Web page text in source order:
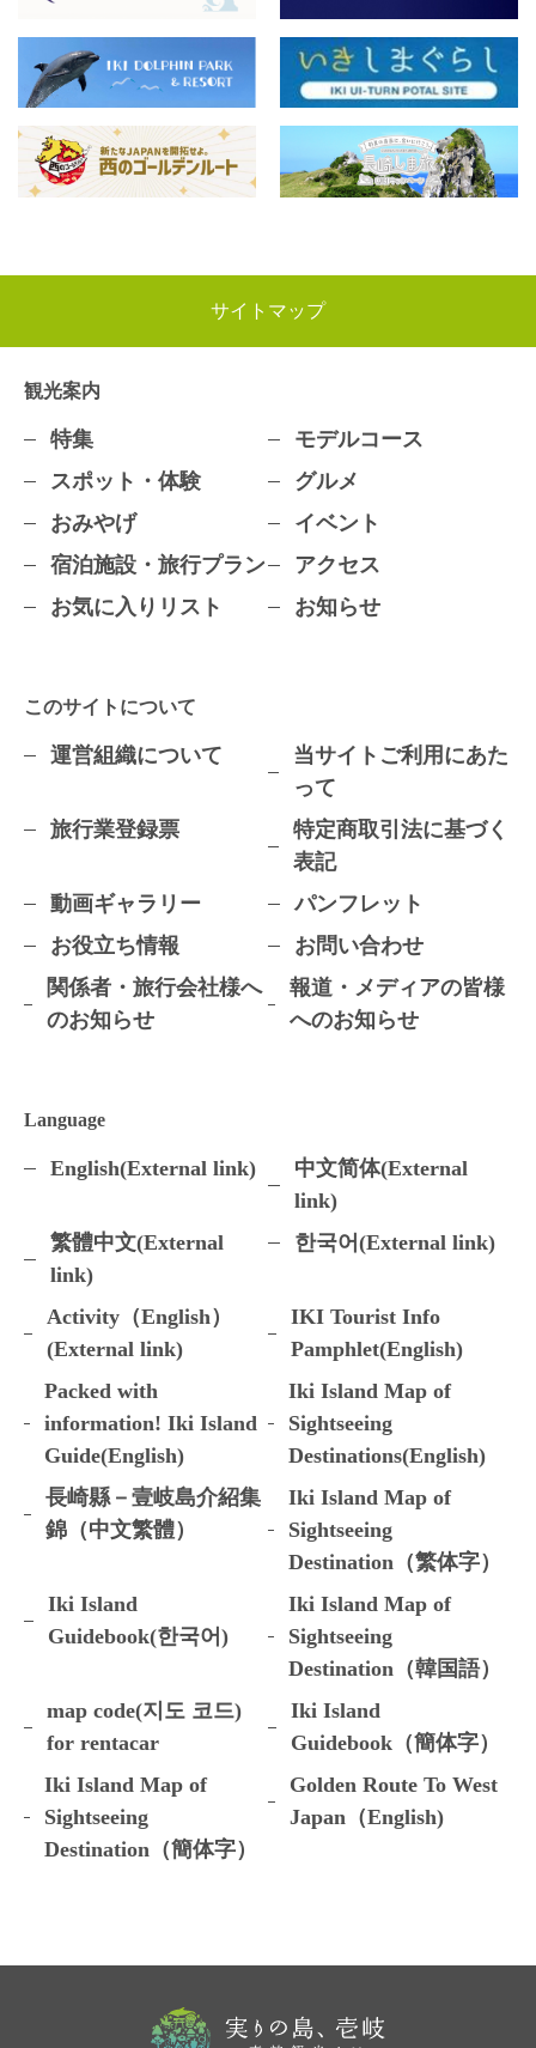
サイトマップ
観光案内
特集
モデルコース
スポット・体験
グルメ
おみやげ
イベント
宿泊施設・旅行プラン
アクセス
お気に入りリスト
お知らせ
このサイトについて
運営組織について
当サイトご利用にあた
って
旅行業登録票
特定商取引法に基づく
表記
動画ギャラリー
パンフレット
お役立ち情報
お問い合わせ
関係者・旅行会社様へ
のお知らせ
報道・メディアの皆様
へのお知らせ
Language
English(External link)
中文简体(External
link)
繁體中文(External
link)
한국어(External link)
Activity（English）
(External link)
IKI Tourist Info
Pamphlet(English)
Packed with
information! Iki Island
Guide(English)
Iki Island Map of
Sightseeing
Destinations(English)
長崎縣－壹岐島介紹集
錦（中文繁體）
Iki Island Map of
Sightseeing
Destination（繁体字）
Iki Island
Guidebook(한국어)
Iki Island Map of
Sightseeing
Destination（韓国語）
map code(지도 코드)
for rentacar
Iki Island
Guidebook（簡体字）
Iki Island Map of
Sightseeing
Destination（簡体字）
Golden Route To West
Japan（English)